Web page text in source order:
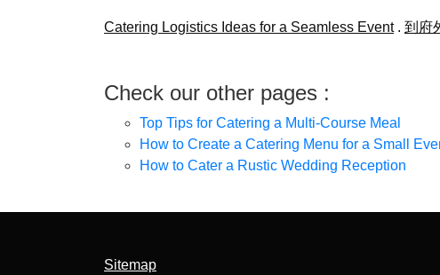
Catering Logistics Ideas for a Seamless Event. 到府
Check our other pages :
Top Tips for Catering a Multi-Course Meal
How to Create a Catering Menu for a Small
How to Cater a Rustic Wedding Reception
Sitemap